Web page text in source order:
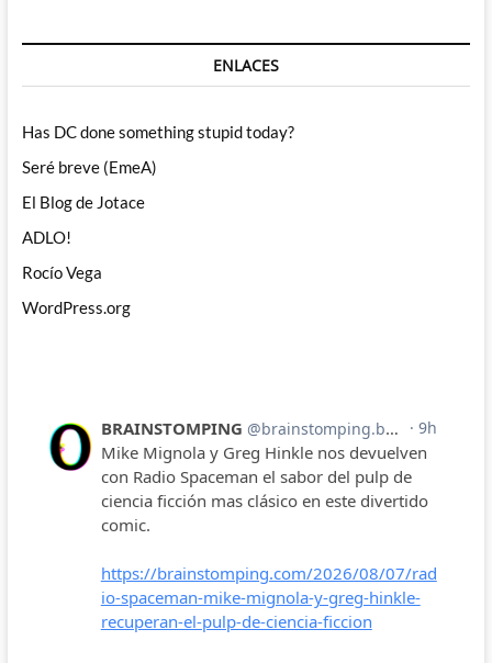
ENLACES
Has DC done something stupid today?
Seré breve (EmeA)
El Blog de Jotace
ADLO!
Rocío Vega
WordPress.org